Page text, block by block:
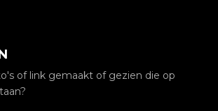
of link gemaakt of gezien die op